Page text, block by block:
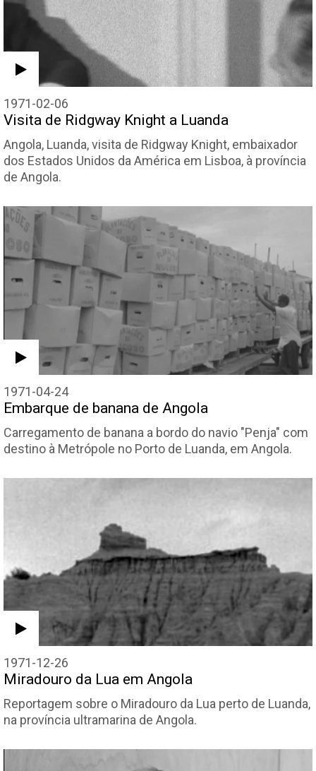
1971-02-06
Visita de Ridgway Knight a Luanda
Angola, Luanda, visita de Ridgway Knight, embaixador
dos Estados Unidos da América em Lisboa, à província
de Angola.
1971-04-24
Embarque de banana de Angola
Carregamento de banana a bordo do navio "Penja" com
destino à Metrópole no Porto de Luanda, em Angola.
1971-12-26
Miradouro da Lua em Angola
Reportagem sobre o Miradouro da Lua perto de Luanda,
na província ultramarina de Angola.